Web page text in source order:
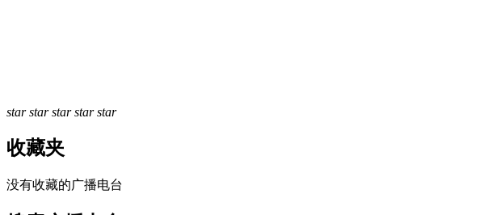
star star star star star
收藏夹
没有收藏的广播电台